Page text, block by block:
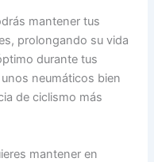
mantener tus
prolongando su vida
durante tus
neumáticos bien
de ciclismo más
mantener en